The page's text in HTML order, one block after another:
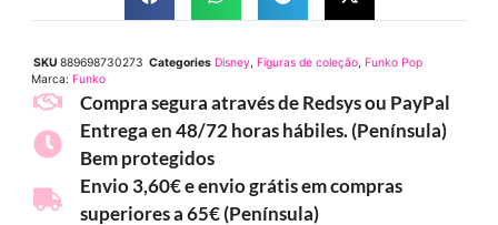
SKU 889698730273 Categories Disney, Figuras de coleção, Funko Pop
Marca: Funko
Compra segura através de Redsys ou PayPal
Entrega en 48/72 horas hábiles. (Península)
Bem protegidos
Envio 3,60€ e envio grátis em compras
superiores a 65€ (Península)